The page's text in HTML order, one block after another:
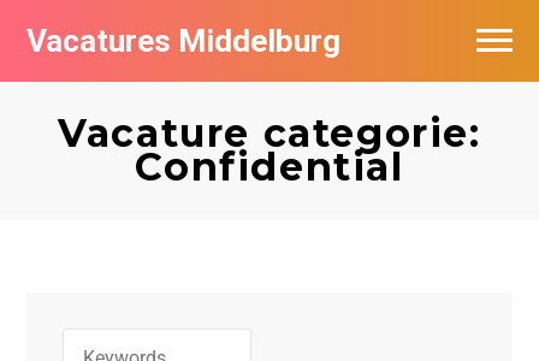
Vacatures Middelburg
Vacature categorie:
Confidential
Vacatures per bedrijf